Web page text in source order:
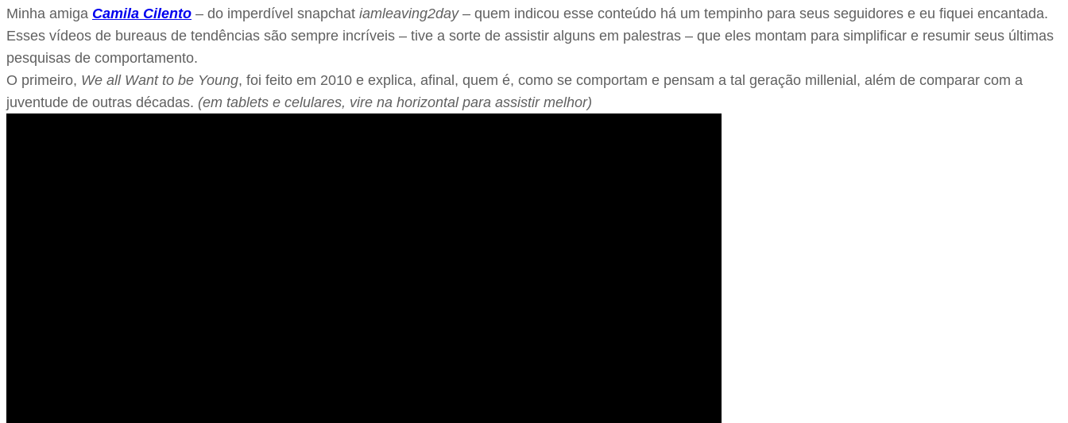
Minha amiga Camila Cilento – do imperdível snapchat iamleaving2day– quem indicou esse conteúdo há um tempinho para seus seguidores e eu fiquei encantada.
Esses vídeos de bureaus de tendências são sempre incríveis – tive a sorte de assistir alguns em palestras – que eles montam para simplificar e resumir seus últimas
pesquisas de comportamento.
O primeiro, We all Want to be Young, foi feito em 2010 e explica, afinal, quem é, como se comportam e pensam a tal geração millenial, além de comparar com a
juventude de outras décadas. (em tablets e celulares, vire na horizontal para assistir melhor)